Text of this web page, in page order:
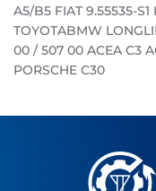
A5/B5 FIAT 9.55535-
TOYOTABMW
00 / 507 00 ACEA C3
PORSCHE C30